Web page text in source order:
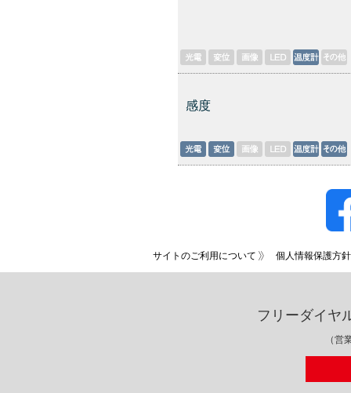
感度
サイトのご利用について 個人情報保護方針
フリーダイヤ
（営